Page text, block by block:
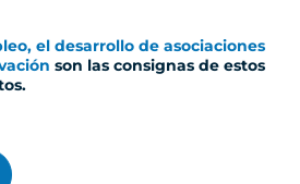
el desarrollo de asociaciones
son las consignas de estos